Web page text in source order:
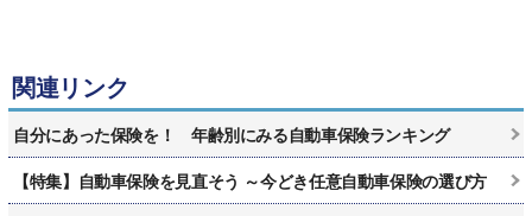
関連リンク
自分にあった保険を！ 年齢別にみる自動車保険ランキング
【特集】自動車保険を見直そう ～今どき任意自動車保険の選び方